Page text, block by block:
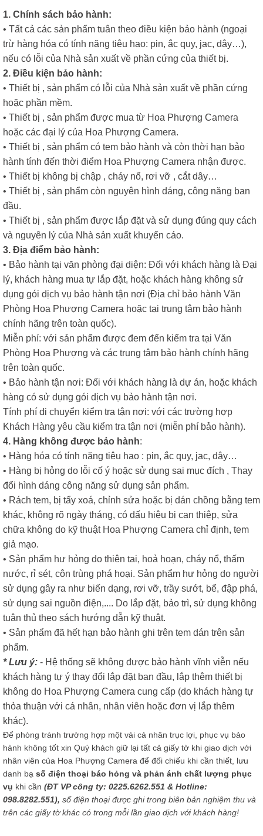
1. Chính sách bảo hành:
• Tất cả các sản phẩm tuân theo điều kiện bảo hành (ngoại
trừ hàng hóa có tính năng tiêu hao: pin, ắc quy, jac, dây…),
nếu có lỗi của Nhà sản xuất về phần cứng của thiết bị.
2. Điều kiện bảo hành:
• Thiết bị , sản phẩm có lỗi của Nhà sản xuất về phần cứng
hoặc phần mềm.
• Thiết bị , sản phẩm được mua từ Hoa Phượng Camera
hoặc các đại lý của Hoa Phượng Camera.
• Thiết bị , sản phẩm có tem bảo hành và còn thời hạn bảo
hành tính đến thời điểm Hoa Phượng Camera nhận được.
• Thiết bị không bị chập , cháy nổ, rơi vỡ , cắt dây…
• Thiết bị , sản phẩm còn nguyên hình dáng, công năng ban
đầu.
• Thiết bị , sản phẩm được lắp đặt và sử dụng đúng quy cách
và nguyên lý của Nhà sản xuất khuyến cáo.
3. Địa điểm bảo hành:
• Bảo hành tại văn phòng đại diện: Đối với khách hàng là Đại
lý, khách hàng mua tự lắp đặt, hoặc khách hàng không sử
dụng gói dịch vụ bảo hành tận nơi (Địa chỉ bảo hành Văn
Phòng Hoa Phượng Camera hoặc tại trung tâm bảo hành
chính hãng trên toàn quốc).
Miễn phí: với sản phẩm được đem đến kiểm tra tại Văn
Phòng Hoa Phượng và các trung tâm bảo hành chính hãng
trên toàn quốc.
• Bảo hành tận nơi: Đối với khách hàng là dự án, hoặc khách
hàng có sử dụng gói dịch vụ bảo hành tận nơi.
Tính phí di chuyển kiểm tra tận nơi: với các trường hợp
Khách Hàng yêu cầu kiểm tra tận nơi (miễn phí bảo hành).
4. Hàng không được bảo hành:
• Hàng hóa có tính năng tiêu hao : pin, ắc quy, jac, dây…
• Hàng bị hỏng do lỗi cố ý hoặc sử dụng sai mục đích , Thay
đổi hình dáng công năng sử dụng sản phẩm.
• Rách tem, bị tẩy xoá, chỉnh sửa hoặc bị dán chồng bằng tem
khác, không rõ ngày tháng, có dấu hiệu bị can thiệp, sửa
chữa không do kỹ thuật Hoa Phượng Camera chỉ định, tem
giả mạo.
• Sản phẩm hư hỏng do thiên tai, hoả hoạn, cháy nổ, thấm
nước, rỉ sét, côn trùng phá hoại. Sản phẩm hư hỏng do người
sử dụng gây ra như biến dạng, rơi vỡ, trầy sướt, bể, đập phá,
sử dụng sai nguồn điện,.... Do lắp đặt, bảo trì, sử dụng không
tuân thủ theo sách hướng dẫn kỹ thuật.
• Sản phẩm đã hết hạn bảo hành ghi trên tem dán trên sản
phẩm.
* Lưu ý: - Hệ thống sẽ không được bảo hành vĩnh viễn nếu
khách hàng tự ý thay đổi lắp đặt ban đầu, lắp thêm thiết bị
không do Hoa Phượng Camera cung cấp (do khách hàng tự
thỏa thuận với cá nhân, nhân viên hoặc đơn vị lắp thêm
khác).
Để phòng tránh trường hợp một vài cá nhân trục lợi, phục vụ bảo
hành không tốt xin Quý khách giữ lại tất cả giấy tờ khi giao dịch với
nhân viên của Hoa Phượng Camera để đối chiếu khi cần thiết, lưu
danh bạ số điện thoại báo hỏng và phản ánh chất lượng phục
vụ khi cần (ĐT VP công ty: 0225.6262.551 & Hotline:
098.8282.551), số điện thoại được ghi trong biên bản nghiệm thu và
trên các giấy tờ khác có trong mỗi lần giao dịch với khách hàng!